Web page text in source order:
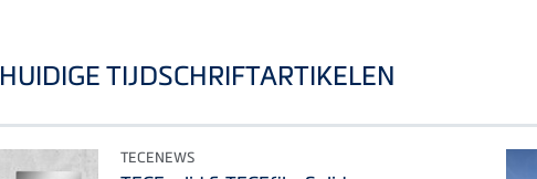
HUIDIGE TIJDSCHRIFTARTIKELEN
TECENEWS